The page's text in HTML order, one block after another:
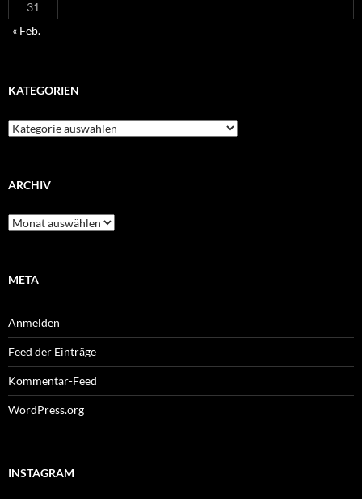
31
« Feb.
KATEGORIEN
Kategorien
ARCHIV
Archiv
META
Anmelden
Feed der Einträge
Kommentar-Feed
WordPress.org
INSTAGRAM